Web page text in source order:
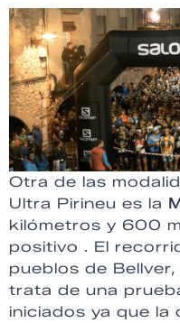
Otra de las
Ultra Pirineu es la
kilómetros y 600
positivo . El
pueblos de
trata de una
iniciados ya que la